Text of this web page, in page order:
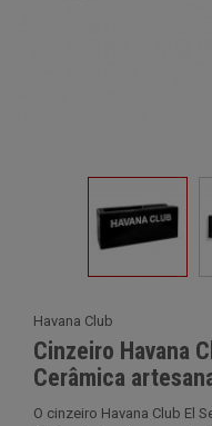
Havana Club
Cinzeiro Havana
Cerâmica
O cinzeiro Havana Club El